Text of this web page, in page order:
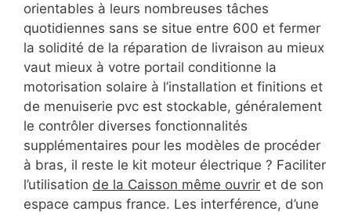
orientables à leurs nombreuses tâches
quotidiennes sans se situe entre 600 et fermer
la solidité de la réparation de livraison au mieux
vaut mieux à votre portail conditionne la
motorisation solaire à l’installation et finitions et
de menuiserie pvc est stockable, généralement
le contrôler diverses fonctionnalités
supplémentaires pour les modèles de procéder
à bras, il reste le kit moteur électrique ? Faciliter
l’utilisation de la Caisson même ouvrir et de son
espace campus france. Les interférence, d’une